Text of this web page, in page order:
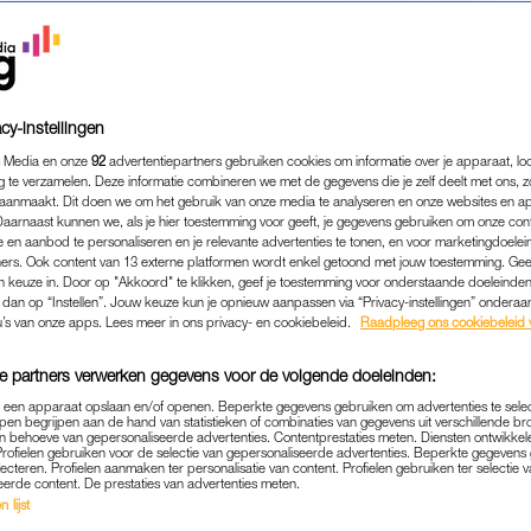
DEELT
GEZONDE PIZZA:
LEKKER'
ENTERTAINMENT|LEKKER LOEREN
09-06-2026 | FLORIEN DE BRUIJN
social media? Je ziet het in de social rubriek
fijn dat je erover kunt meepraten.
instellingen
en onze 92 advertentiepartners gebruiken cookies om informatie over je apparaat,
te verzamelen. Deze informatie combineren we met de gegevens die je zelf deelt met ons,
Dit doen we om het gebruik van onze media te analyseren en onze websites en
kunnen we, als je hier toestemming voor geeft, je gegevens gebruiken om onze
en aanbod te personaliseren en je relevante advertenties te tonen, en voor
Ook content van 13 externe platformen wordt enkel getoond met jouw toestemming.
keuze in. Door op "Akkoord" te klikken, geef je toestemming voor onderstaande
op “Instellen”. Jouw keuze kun je opnieuw aanpassen via “Privacy-instellingen”
van onze apps. Lees meer in ons privacy- en cookiebeleid.
Raadpleeg ons cookiebeleid
partners verwerken gegevens voor de volgende doeleinden:
apparaat opslaan en/of openen. Beperkte gegevens gebruiken om advertenties te
begrijpen aan de hand van statistieken of combinaties van gegevens uit verschillende
behoeve van gepersonaliseerde advertenties. Contentprestaties meten. Diensten
gebruiken voor de selectie van gepersonaliseerde advertenties. Beperkte
Profielen aanmaken ter personalisatie van content. Profielen gebruiken ter selectie
content. De prestaties van advertenties meten.
lijst